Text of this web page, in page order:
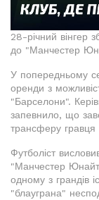
28-річний вінгер
до "Манчестер
У попередньому
оренди з
"Барселони".
запевнило, що
трансферу гравця
Футболіст
"Манчестер
одному з грандів
"блауграна"